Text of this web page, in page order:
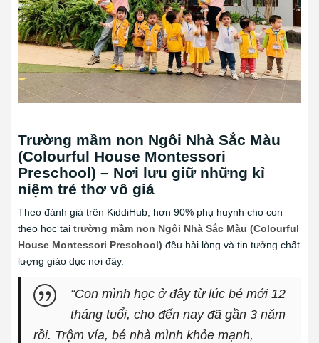
Trường mầm non Ngôi Nhà Sắc Màu
(Colourful House Montessori
Preschool) – Nơi lưu giữ những kỉ
niệm trẻ thơ vô giá
Theo đánh giá trên KiddiHub, hơn 90% phụ huynh cho con
theo học tại trường mầm non Ngôi Nhà Sắc Màu (Colourful
House Montessori Preschool) đều hài lòng và tin tưởng chất
lượng giáo dục nơi đây.
“Con mình học ở đây từ lúc bé mới 12
tháng tuổi, cho đến nay đã gần 3 năm
rồi. Trộm vía, bé nhà mình khỏe mạnh,